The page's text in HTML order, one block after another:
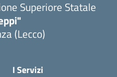
Superiore Statale
(Lecco)
I Servizi